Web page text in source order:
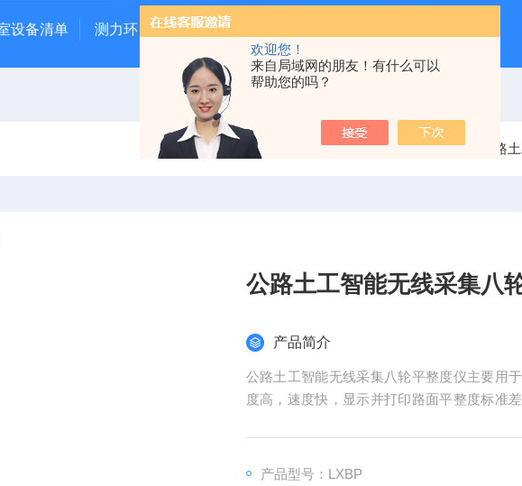
欢迎您！
来自局域网的朋友！有什么可以
帮助您的吗？
设备清单 测力环 混凝土抗弯拉弹性模量试验装置
当前位置：首页 产品中心 公路
公路土工智能无线采集八
产品简介
公路土工智能无线采集八轮平整度仪主要用
度高，速度快，显示并打印路面平整度标准
产品型号：LXBP